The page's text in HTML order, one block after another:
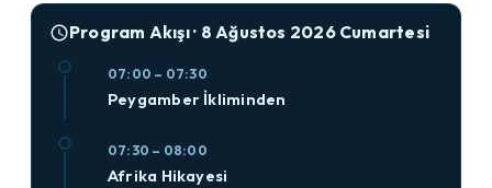
Program Akışı · 8 Ağustos 2026 Cumartesi
07:00 – 07:30
Peygamber İkliminden
07:30 – 08:00
Afrika Hikayesi